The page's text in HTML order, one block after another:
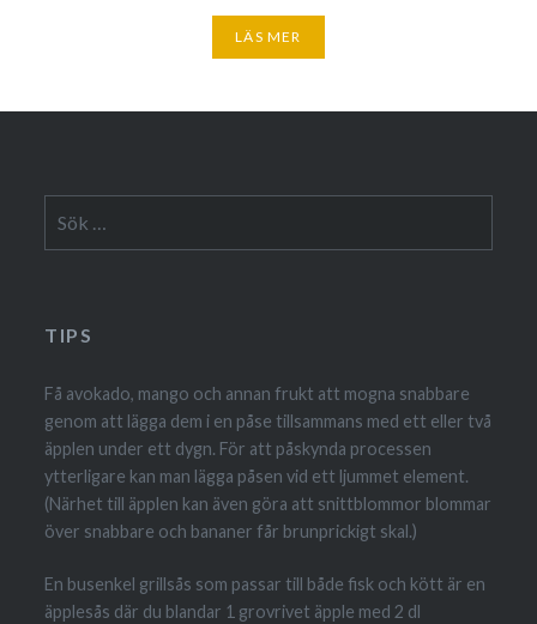
LÄS MER
efter:
TIPS
Få avokado, mango och annan frukt att mogna snabbare
genom att lägga dem i en påse tillsammans med ett eller två
äpplen under ett dygn. För att påskynda processen
ytterligare kan man lägga påsen vid ett ljummet element.
(Närhet till äpplen kan även göra att snittblommor blommar
över snabbare och bananer får brunprickigt skal.)
En busenkel grillsås som passar till både fisk och kött är en
äpplesås där du blandar 1 grovrivet äpple med 2 dl